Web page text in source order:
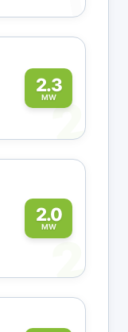
2.3
MW2
2.0
MW
2